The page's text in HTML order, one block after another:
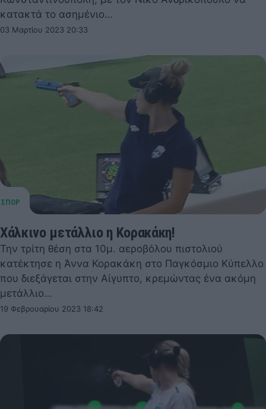
κατακτά το ασημένιο…
03 Μαρτίου 2023 20:33
Χάλκινο μετάλλιο η Κορακάκη!
Την τρίτη θέση στα 10μ. αεροβόλου πιστολιού
κατέκτησε η Άννα Κορακάκη στο Παγκόσμιο Κύπελλο
που διεξάγεται στην Αίγυπτο, κρεμώντας ένα ακόμη
μετάλλιο…
19 Φεβρουαρίου 2023 18:42